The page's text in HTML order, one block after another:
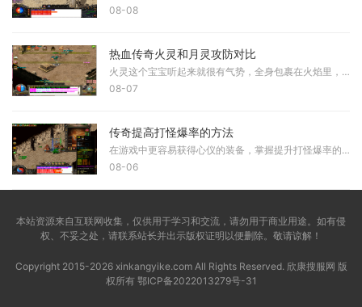
08-08
热血传奇火灵和月灵攻防对比
火灵这个宝宝听起来就很有气势，全身包裹在火焰里，看起来既华丽又威武，它的攻击方式是火焰攻击，输出相当猛烈，比起月灵那种寒冰掌的风格，火灵的攻击更显霸气一些。而月灵
08-07
传奇提高打怪爆率的方法
在游戏中更容易获得心仪的装备，掌握提升打怪爆率的技巧十分重要。首先需要理解游戏的基本机制，爆率是指击败怪物后掉落物品的概率，不同的怪物和地点拥有不同的爆率设定。通
08-06
本站资源来自互联网收集，仅供用于学习和交流，请勿用于商业用途。如有侵
权、不妥之处，请联系站长并出示版权证明以便删除。敬请谅解！
Copyright 2015-2026 xinkangyike.com All Rights Reserved. 欣康搜服网 版
权所有 鄂ICP备2022013279号-31